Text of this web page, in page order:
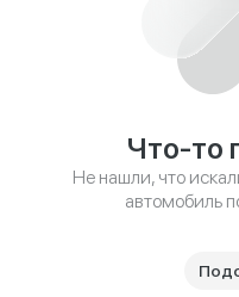
Что-то
Не нашли, что
автомобиль